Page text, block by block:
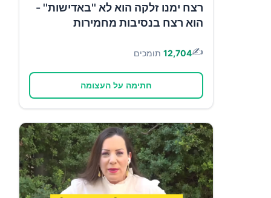
רצח ימנו זלקה הוא לא ''באדישות'' -
הוא רצח בנסיבות מחמירות
✍️
12,704 תומכים
חתימה על העצומה